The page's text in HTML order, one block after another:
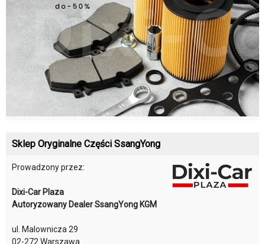
Sklep Oryginalne Części SsangYong
Prowadzony przez:
Dixi-Car Plaza
Autoryzowany Dealer SsangYong KGM
ul. Malownicza 29
02-272 Warszawa